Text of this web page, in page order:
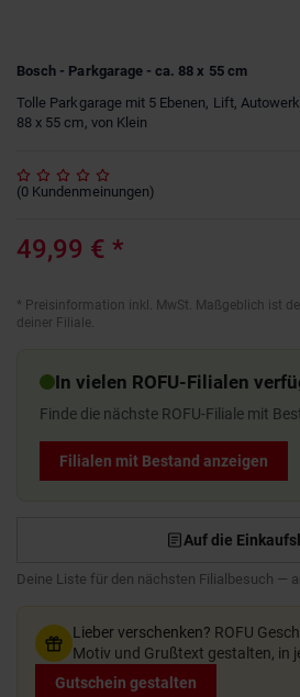
Bosch - Parkgarage - ca. 88 x 55 cm
Tolle Parkgarage mit 5 Ebenen, Lift,
88 x 55 cm, von Klein
(0 Kundenmeinungen)
49,99 € *
* Preisinformation inkl. MwSt. Maßgeblich ist
deiner Filiale.
In vielen ROFU-Filialen
Finde die nächste ROFU-Filiale mit
Filialen mit Bestand anzeigen
Auf die
Deine Liste für den nächsten Filialbesuch —
Lieber verschenken? ROFU
Motiv und Grußtext gestalten, in
Gutschein gestalten